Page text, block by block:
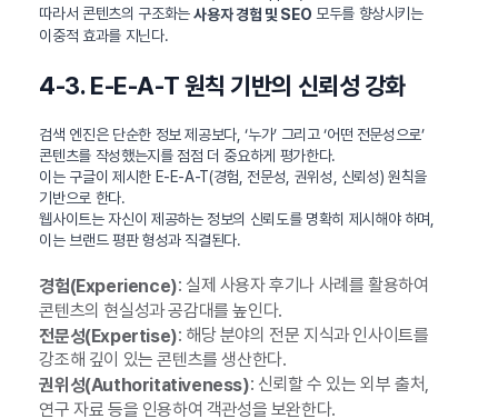
따라서 콘텐츠의 구조화는사용자 경험 및 SEO 모두를 향상시키는
이중적 효과를 지닌다.
4-3. E-E-A-T 원칙 기반의 신뢰성 강화
검색 엔진은 단순한 정보 제공보다, ‘누가’ 그리고 ‘어떤 전문성으로’
콘텐츠를 작성했는지를 점점 더 중요하게 평가한다.
이는 구글이 제시한 E-E-A-T(경험, 전문성, 권위성, 신뢰성) 원칙을
기반으로 한다.
웹사이트는 자신이 제공하는 정보의 신뢰도를 명확히 제시해야 하며,
이는 브랜드 평판 형성과 직결된다.
경험(Experience): 실제 사용자 후기나 사례를 활용하여
콘텐츠의 현실성과 공감대를 높인다.
전문성(Expertise): 해당 분야의 전문 지식과 인사이트를
강조해 깊이 있는 콘텐츠를 생산한다.
권위성(Authoritativeness): 신뢰할 수 있는 외부 출처,
연구 자료 등을 인용하여 객관성을 보완한다.